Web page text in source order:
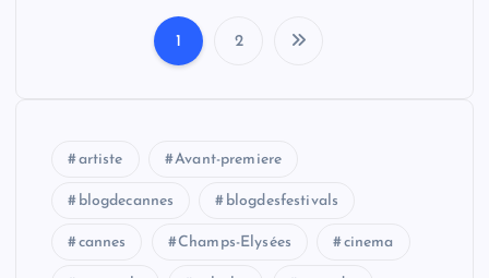
g
i
n
1 2
artiste Avant-premiere
blogdecannes blogdesfestivals
cannes Champs-Elysées cinema